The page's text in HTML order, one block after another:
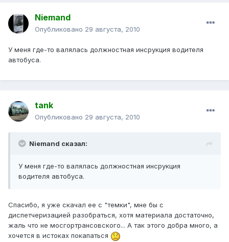
Niemand
Опубликовано 29 августа, 2010
У меня где-то валялась должностная инсрукция водителя
автобуса.
tank
Опубликовано 29 августа, 2010
Niemand сказал:
У меня где-то валялась должностная инсрукция
водителя автобуса.
Спасибо, я уже скачал ее с "темки", мне бы с
диспетчеризацией разобраться, хотя материала достаточно,
жаль что не мосгортрансовского... А так этого добра много, а
хочется в истоках покапаться